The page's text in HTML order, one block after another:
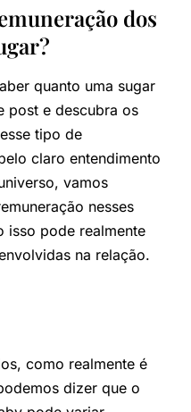
dos
quanto uma sugar
post e descubra os
tipo de
claro entendimento
vamos
nesses
isso pode realmente
na relação.
como realmente é
dizer que o